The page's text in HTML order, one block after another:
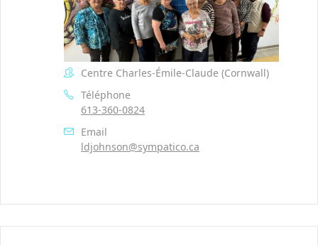
Centre Charles-Émile-Claude (Cornwall)
Téléphone
613-360-0824
Email
ldjohnson@sympatico.ca